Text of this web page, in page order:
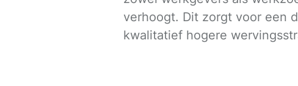
verhoogt. Dit zorgt voor een
kwalitatief hogere